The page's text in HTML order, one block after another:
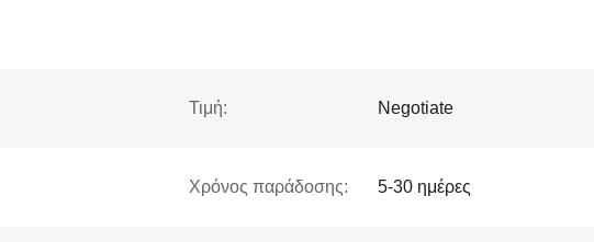
Τιμή: Negotiate
Χρόνος παράδοσης: 5-30 ημέρες